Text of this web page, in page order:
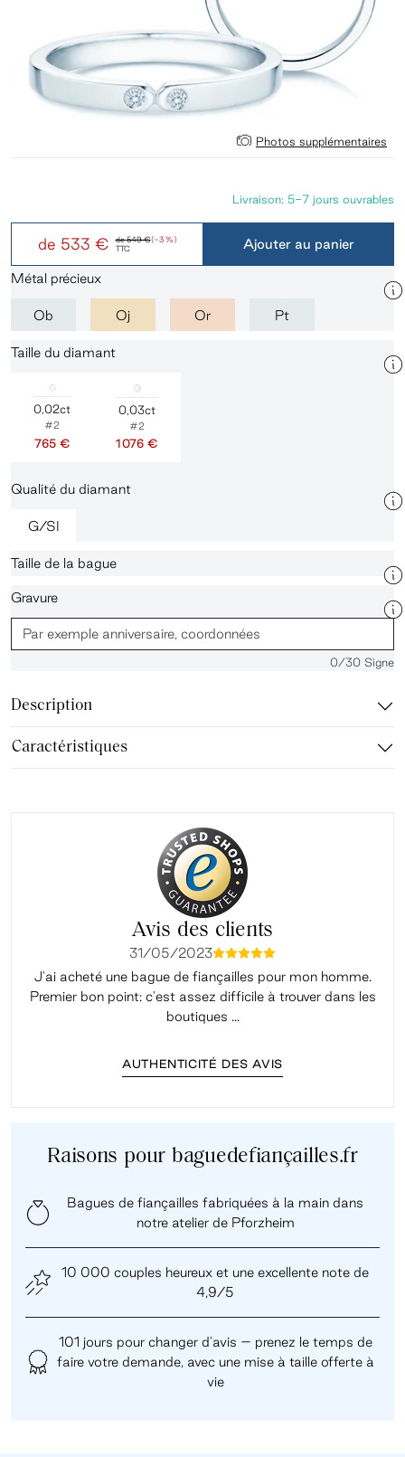
Photos supplémentaires
de549 €(-3 %)
de 533 € TTC
Livraison: 5-7 jours ouvrables
Ajouter au panier
Métal précieux
Ob Oj Or Pt
Taille du diamant
0,02ct
#2
765 €
0,03ct
#2
1 076 €
Qualité du diamant
G/SI
Taille de la bague
Gravure
0/30 Signe
Description
Caractéristiques
Avis des clients
31/05/2023mmmmm
J'ai acheté une bague de fiançailles pour mon homme.
Premier bon point: c'est assez difficile à trouver dans les
boutiques ...
AUTHENTICITÉ DES AVIS
Raisons pour baguedefiançailles.fr
Bagues de fiançailles fabriquées à la main dans
notre atelier de Pforzheim
10 000 couples heureux et une excellente note de
4,9/5
101 jours pour changer d'avis – prenez le temps de
faire votre demande, avec une mise à taille offerte à
vie